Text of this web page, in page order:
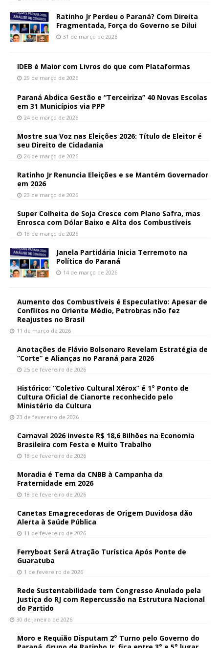
Ratinho Jr Perdeu o Paraná? Com Direita
Fragmentada, Força do Governo se Dilui
31 de março de 2026
IDEB é Maior com Livros do que com Plataformas
29 de março de 2026
Paraná Abdica Gestão e “Terceiriza” 40 Novas Escolas
em 31 Municípios via PPP
24 de março de 2026
Mostre sua Voz nas Eleições 2026: Título de Eleitor é
seu Direito de Cidadania
24 de março de 2026
Ratinho Jr Renuncia Eleições e se Mantém Governador
em 2026
23 de março de 2026
Super Colheita de Soja Cresce com Plano Safra, mas
Enrosca com Dólar Baixo e Alta dos Combustíveis
18 de março de 2026
Janela Partidária Inicia Terremoto na
Política do Paraná
14 de março de 2026
Aumento dos Combustíveis é Especulativo: Apesar de
Conflitos no Oriente Médio, Petrobras não fez
Reajustes no Brasil
11 de março de 2026
Anotações de Flávio Bolsonaro Revelam Estratégia de
“Corte” e Alianças no Paraná para 2026
25 de fevereiro de 2026
Histórico: “Coletivo Cultural Xérox” é 1° Ponto de
Cultura Oficial de Cianorte reconhecido pelo
Ministério da Cultura
23 de fevereiro de 2026
Carnaval 2026 investe R$ 18,6 Bilhões na Economia
Brasileira com Festa e Muito Trabalho
18 de fevereiro de 2026
Moradia é Tema da CNBB à Campanha da
Fraternidade em 2026
18 de fevereiro de 2026
Canetas Emagrecedoras de Origem Duvidosa dão
Alerta à Saúde Pública
11 de fevereiro de 2026
Ferryboat Será Atração Turística Após Ponte de
Guaratuba
1 de fevereiro de 2026
Rede Sustentabilidade tem Congresso Anulado pela
Justiça do RJ com Repercussão na Estrutura Nacional
do Partido
30 de janeiro de 2026
Moro e Requião Disputam 2° Turno pelo Governo do